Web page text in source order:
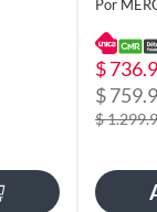
Por
$
$
$